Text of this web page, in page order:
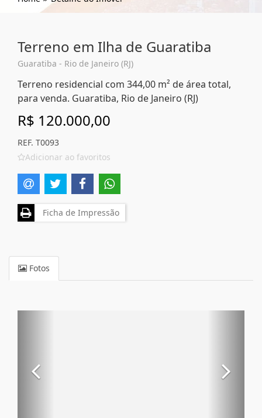
Terreno em Ilha de Guaratiba
Guaratiba - Rio de Janeiro (RJ)
Terreno residencial com 344,00 m² de área total,
para venda. Guaratiba, Rio de Janeiro (RJ)
R$ 120.000,00
REF. T0093
Adicionar ao favoritos
Ficha de Impressão
Fotos